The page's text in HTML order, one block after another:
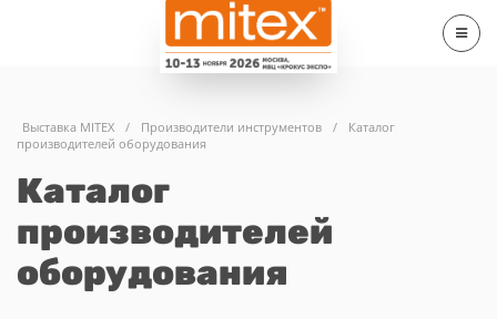
Выставка MITEX / Производители инструментов /
Каталог
производителей оборудования
Каталог
производителей
оборудования